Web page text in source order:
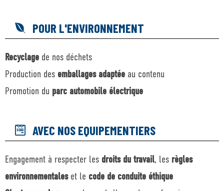
POUR L'ENVIRONNEMENT
Recyclage de nos déchets
Production des emballages adaptée au contenu
Promotion du parc automobile électrique
AVEC NOS EQUIPEMENTIERS
Engagement à respecter les droits du travail, les règles
environnementaleset le code de conduite éthique